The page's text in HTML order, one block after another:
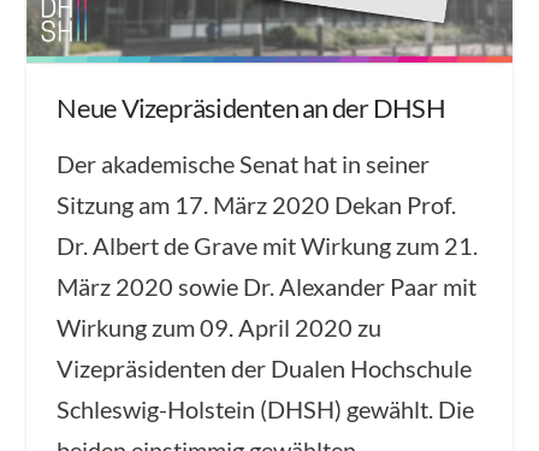
Neue Vizepräsidenten an der DHSH
Der akademische Senat hat in seiner
Sitzung am 17. März 2020 Dekan Prof.
Dr. Albert de Grave mit Wirkung zum 21.
März 2020 sowie Dr. Alexander Paar mit
Wirkung zum 09. April 2020 zu
Vizepräsidenten der Dualen Hochschule
Schleswig-Holstein (DHSH) gewählt. Die